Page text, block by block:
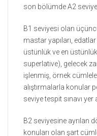
son bölümde A2 seviye
B1 seviyesi olan
mastar yapıları,
üstünlük ve en
superlative), gelecek
işlenmiş, örnek
alıştırmalarla konular
seviye tespit sınavı yer
B2 seviyesine ayrılan
konuları olan şart